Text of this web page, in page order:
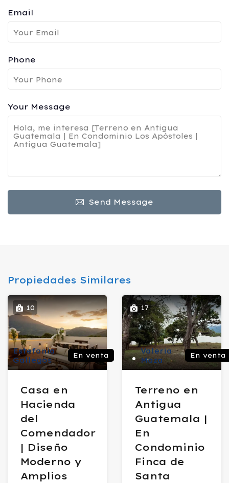
Email
Phone
Your Message
Send Message
Propiedades Similares
10
Estefanía
Gallegos
En venta
Casa en
Hacienda
del
Comendador
| Diseño
Moderno y
Amplios
17
Valeria
Maza
En venta
Terreno en
Antigua
Guatemala |
En
Condominio
Finca de
Santa